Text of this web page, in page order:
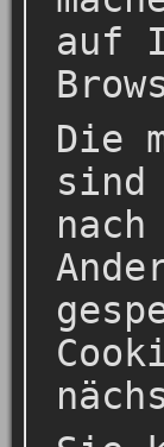
auf
Die
sind